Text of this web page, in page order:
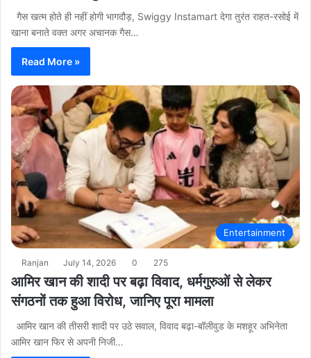
गैस खत्म होते ही नहीं होगी भागदौड़, Swiggy Instamart देगा तुरंत राहत-रसोई में
खाना बनाते वक्त अगर अचानक गैस…
Read More »
Entertainment
Ranjan July 14, 2026 0 275
आमिर खान की शादी पर बढ़ा विवाद, धर्मगुरुओं से लेकर
संगठनों तक हुआ विरोध, जानिए पूरा मामला
आमिर खान की तीसरी शादी पर उठे सवाल, विवाद बढ़ा-बॉलीवुड के मशहूर अभिनेता
आमिर खान फिर से अपनी निजी…